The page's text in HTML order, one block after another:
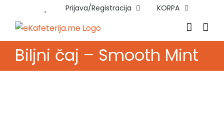
content
Prijava/Registracija KORPA
Biljni čaj – Smooth Mint